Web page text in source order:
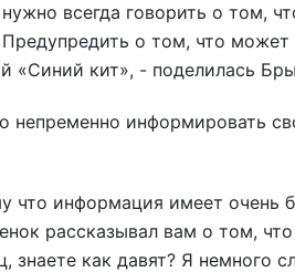
всегда говорить о том,
о том, что может
«Синий кит», - поделилась
непременно информировать
что информация имеет очень
рассказывал вам о том,
знаете как давят? Я немного